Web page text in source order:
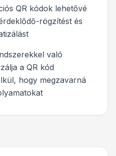
QR kódok lehetővé
rögzítést és
való
a QR kód
hogy megzavarná